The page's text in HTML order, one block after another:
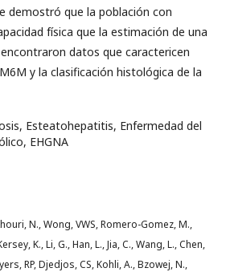
demostró que la población con
física que la estimación de una
datos que caractericen
y la clasificación histológica de la
Esteatohepatitis, Enfermedad del
EHGNA
N., Wong, VWS, Romero-Gomez, M.,
K., Li, G., Han, L., Jia, C., Wang, L., Chen,
RP, Djedjos, CS, Kohli, A., Bzowej, N.,